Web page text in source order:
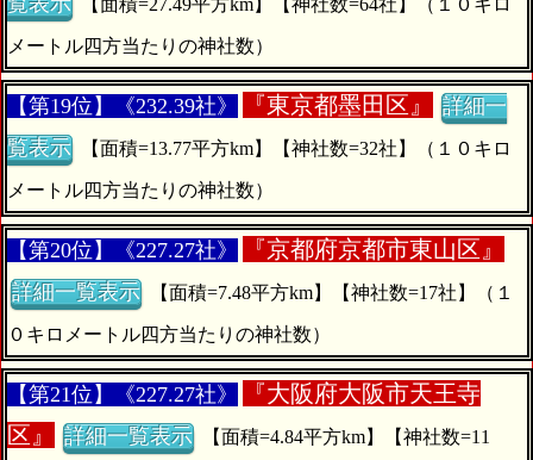
メートル四方当たりの神社数）
【第19位】《232.39社》 『東京都墨田区』
詳細一
覧表示
メートル四方当たりの神社数）
【第20位】《227.27社》 『京都府京都市東山区』
詳細一覧表示
０キロメートル四方当たりの神社数）
【第21位】《227.27社》 『大阪府大阪市天王寺
区』
詳細一覧表示